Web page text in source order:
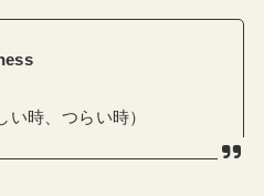
い時、つらい時）